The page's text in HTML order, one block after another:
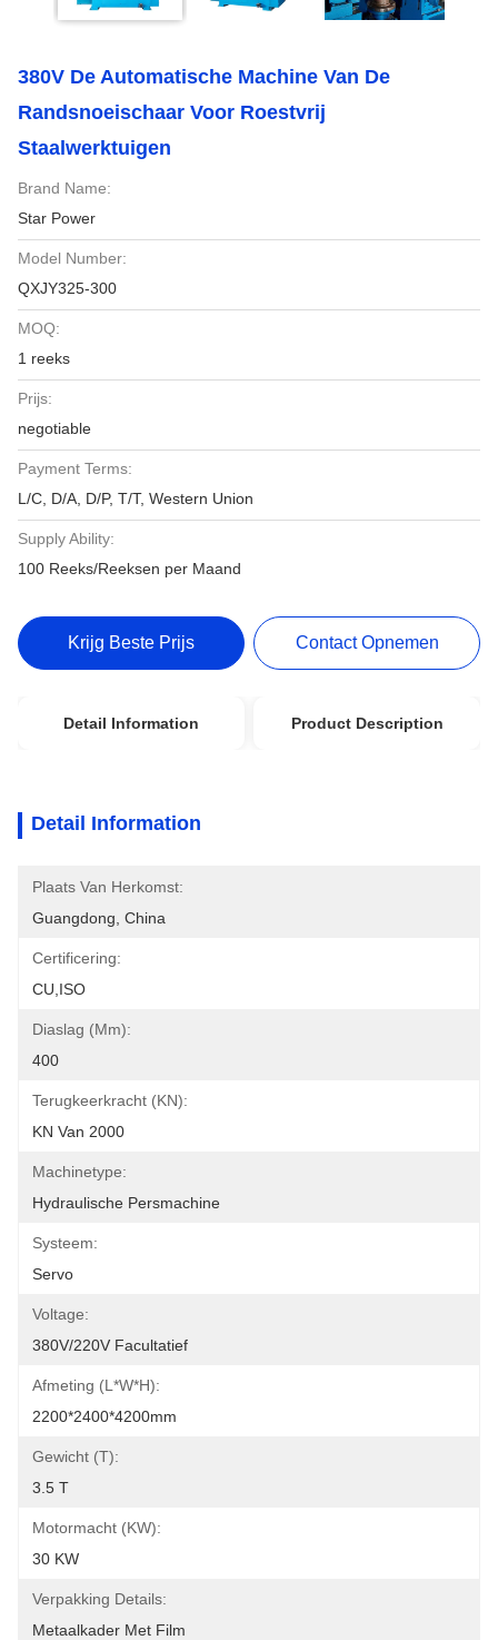
380V De Automatische Machine Van De
Randsnoeischaar Voor Roestvrij
Staalwerktuigen
Brand Name:
Star Power
Model Number:
QXJY325-300
MOQ:
1 reeks
Prijs:
negotiable
Payment Terms:
L/C, D/A, D/P, T/T, Western Union
Supply Ability:
100 Reeks/Reeksen per Maand
Krijg Beste Prijs Contact Opnemen
Detail Information Product Description
Detail Information
Plaats Van Herkomst:
Guangdong, China
Certificering:
CU,ISO
Diaslag (mm):
400
Terugkeerkracht (kN):
KN Van 2000
Machinetype:
Hydraulische Persmachine
Systeem:
Servo
Voltage:
380V/220V Facultatief
Afmeting (l*w*h):
2200*2400*4200mm
Gewicht (t):
3.5 T
Motormacht (kW):
30 KW
Verpakking Details:
Metaalkader Met Film